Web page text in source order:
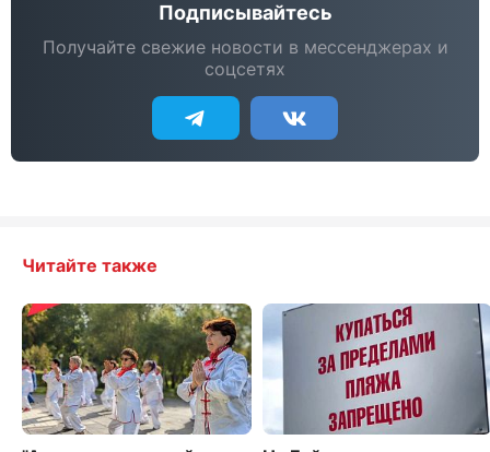
Подписывайтесь
Получайте свежие новости в мессенджерах и
соцсетях
Читайте также